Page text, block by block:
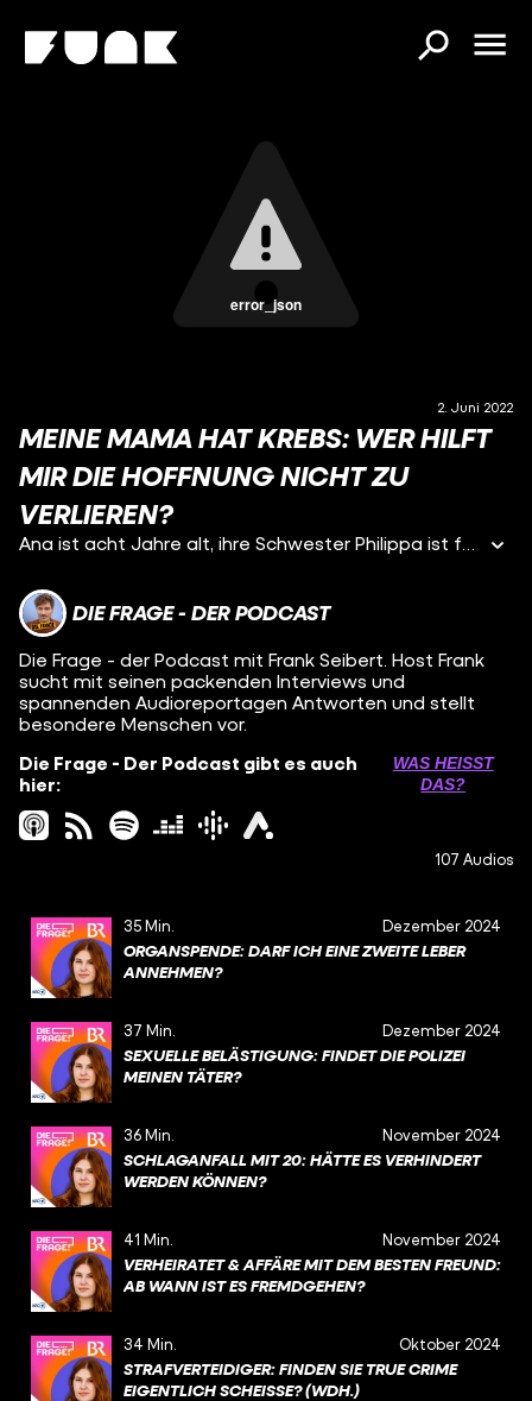
error_json
2. Juni 2022
MEINE MAMA HAT KREBS: WER HILFT
MIR DIE HOFFNUNG NICHT ZU
VERLIEREN?
Ana ist acht Jahre alt, ihre Schwester Philippa ist fünf. Beide sitzen vor mir auf dem Boden, in viel zu großen OP-Kitteln und Handschuhen. Sie operieren an einer Brust aus Knete herum. Warum? Um besser zu verstehen, was gerade mit ihrer Mama passiert - denn die hat Brustkrebs. Ich besuche heute die Krebsberatungsstelle "Papillon“ und schaue mir an, wie Calita und ihr Team jungen Kindern erklärt, was Krebs eigentlich ist und was mit Mama oder Papa gerade passiert - mit Büchern, Basteln und Spielen. Und ich spreche mit Joanne, die ihren Papa an Krebs verloren hat und wie sie gelernt hat, mit dieser Trauer zu leben. Ihr erwartet jetzt vielleicht, dass es eine super traurige Folge wird. Klar, es geht viel um Tod und Trauer, aber: In dieser Folge habe ich auch immer wieder gelacht, Spaß gehabt und vor allem haben mich die Kinder die ich dort kennengelernt habe, sehr beeindruckt. Hier geht es zur Folge von „Eltern ohne Filter“ mit Marcel: https://open.spotify.com/episode/5ULlywtptxla0IcfES2oNi
DIE FRAGE - DER PODCAST
Die Frage - der Podcast mit Frank Seibert. Host Frank
sucht mit seinen packenden Interviews und
spannenden Audioreportagen Antworten und stellt
besondere Menschen vor.
Die Frage - Der Podcast gibt es auch
hier:
WAS HEISST D
AS?
107 Audios
35 Min. Dezember 2024
ORGANSPENDE: DARF ICH EINE ZWEITE LEBER
ANNEHMEN?
37 Min. Dezember 2024
SEXUELLE BELÄSTIGUNG: FINDET DIE POLIZEI
MEINEN TÄTER?
36 Min. November 2024
SCHLAGANFALL MIT 20: HÄTTE ES VERHINDERT
WERDEN KÖNNEN?
41 Min. November 2024
VERHEIRATET & AFFÄRE MIT DEM BESTEN FREUND:
AB WANN IST ES FREMDGEHEN?
34 Min. Oktober 2024
STRAFVERTEIDIGER: FINDEN SIE TRUE CRIME
EIGENTLICH SCHEISSE? (WDH.)